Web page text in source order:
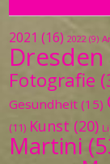
2021 (16) 2022 (9)
Dresden
Fotografie
Gesundheit (15)
(11) Kunst (20)
Martini